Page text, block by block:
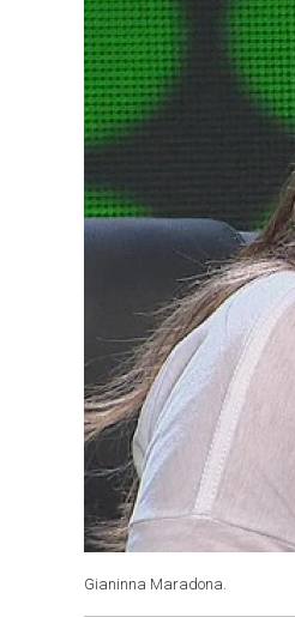
Gianinna Maradona.